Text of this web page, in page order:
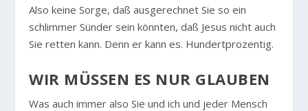
Also keine Sorge, daß ausgerechnet Sie so ein
schlimmer Sünder sein könnten, daß Jesus nicht auch
Sie retten kann. Denn er kann es. Hundertprozentig.
WIR MÜSSEN ES NUR GLAUBEN
Was auch immer also Sie und ich und jeder Mensch